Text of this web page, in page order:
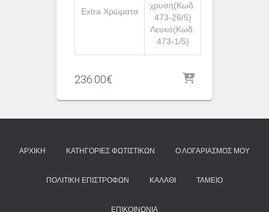
Extra Χρώματα
χρυσή(Κωδ.
473-26/5)
Λευκό(Κωδ.
473-1/5)
236.00€
ΑΡΧΙΚΉ ΚΑΤΗΓΟΡΊΕΣ ΦΩΤΙΣΤΙΚΏΝ Ο ΛΟΓΑΡΙΑΣΜΌΣ ΜΟΥ
ΠΟΛΙΤΙΚΉ ΕΠΙΣΤΡΟΦΏΝ ΚΑΛΆΘΙ ΤΑΜΕΊΟ
ΕΠΙΚΟΙΝΩΝΊΑ